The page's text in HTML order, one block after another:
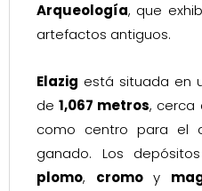
Arqueología, que
artefactos antiguos.
Elazig está situada en
de1,067 metros, cerca
como centro para el
ganado. Los
plomo, cromoy